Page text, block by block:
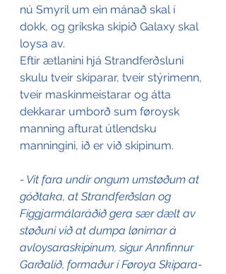
nú Smyril um ein mánað skal í
dokk, og grikska skipið Galaxy skal
loysa av.
Eftir ætlanini hjá Strandferðsluni
skulu tveir skiparar, tveir stýrimenn,
tveir maskinmeistarar og átta
dekkarar umborð sum føroysk
manning afturat útlendsku
manningini, ið er við skipinum.
- Vit fara undir ongum umstøðum at
góðtaka, at Strandferðslan og
Fíggjarmálaráðið gera sær dælt av
støðuni við at dumpa lønirnar á
avloysaraskipinum, sigur Annfinnur
Garðalíð, formaður í Føroya Skipara-